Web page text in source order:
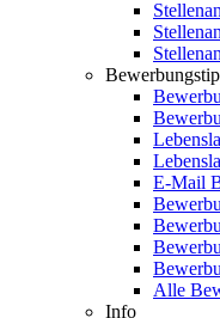
E-Mail
Alle
Info